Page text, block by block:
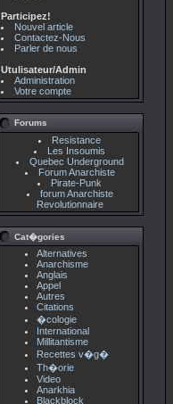
Participez!
Nouvel article
Contactez-Nous
Parler de nous
Utulisateur/Admin
Administration
Votre compte
Forums
Resistance
Les Insoumis
Quebec Underground
Forum Anarchiste
Pirate-Punk
forum Anarchiste
Revolutionnaire
Cat�gories
Alternatives
Anarchisme
Anglais
Appel
Autres
Citations
�cologie
International
Millitantisme
Recettes v�g�
Th�orie
Video
Anarkhia
Blackblock